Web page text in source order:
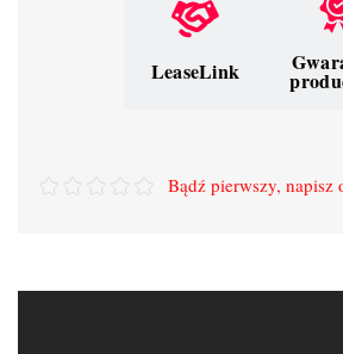
LeaseLink
Bądź pierwszy, napisz